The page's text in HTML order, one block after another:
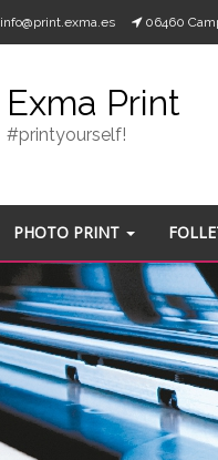
info@print.exma.es 06460
Exma Print
#printyourself!
PHOTO PRINT